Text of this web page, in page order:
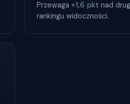
Przewaga+1,6 pkt nad
rankingu widoczności.